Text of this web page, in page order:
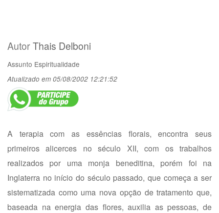
AutorThais Delboni
Assunto Espiritualidade
Atualizado em 05/08/2002 12:21:52
A terapia com as essências florais, encontra seus
primeiros alicerces no século XII, com os trabalhos
realizados por uma monja beneditina, porém foi na
Inglaterra no início do século passado, que começa a ser
sistematizada como uma nova opção de tratamento que,
baseada na energia das flores, auxilia as pessoas, de